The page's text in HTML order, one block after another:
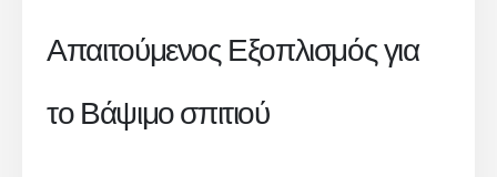
Απαιτούμενος Εξοπλισμός για
το Βάψιμο σπιτιού